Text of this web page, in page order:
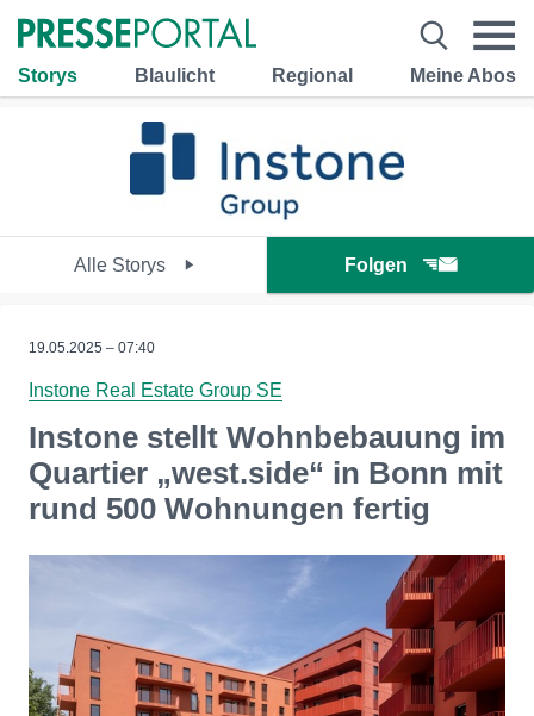
Storys Blaulicht Regional Meine Abos
Alle Storys Folgen
19.05.2025 – 07:40
Instone Real Estate Group SE
Instone stellt Wohnbebauung im
Quartier „west.side“ in Bonn mit
rund 500 Wohnungen fertig